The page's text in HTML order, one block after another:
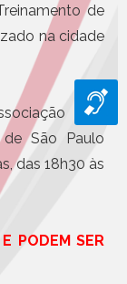
de
na cidade
dos
São Paulo
das 18h30 às
PODEM SER